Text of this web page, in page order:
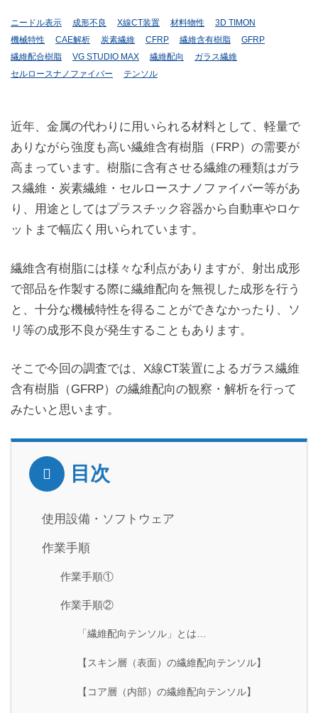
ニードル表示 成形不良 X線CT装置 材料物性
3D TIMON
機械特性
CAE解析 炭素繊維 CFRP 繊維含有樹脂
GFRP
繊維配合樹脂
VG STUDIO MAX 繊維配向
ガラス繊維
セルロースナノファイバー
テンソル
近年、金属の代わりに用いられる材料として、軽量で
ありながら強度も高い繊維含有樹脂（FRP）の需要が
高まっています。樹脂に含有させる繊維の種類はガラ
ス繊維・炭素繊維・セルロースナノファイバー等があ
り、用途としてはプラスチック容器から自動車やロケ
ットまで幅広く用いられています。
繊維含有樹脂には様々な利点がありますが、射出成形
で部品を作製する際に繊維配向を無視した成形を行う
と、十分な機械特性を得ることができなかったり、ソ
リ等の成形不良が発生することもあります。
そこで今回の調査では、X線CT装置によるガラス繊維
含有樹脂（GFRP）の繊維配向の観察・解析を行って
みたいと思います。
目次
使用設備・ソフトウェア
作業手順
作業手順①
作業手順②
「繊維配向テンソル」とは…
【スキン層（表面）の繊維配向テンソル】
【コア層（内部）の繊維配向テンソル】